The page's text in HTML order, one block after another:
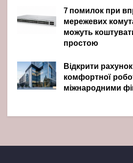
7 помилок при
мережевих
можуть
простою
Відкрити
комфортної
міжнародними